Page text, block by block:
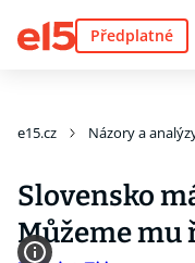
Předplatné
e15.cz Názory a
Slovensko
Můžeme mu